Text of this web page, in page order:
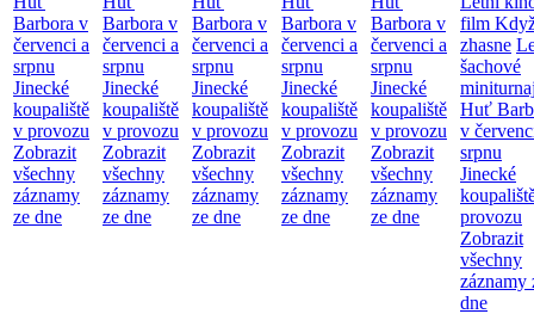
Barbora v
červenci a
srpnu
Jinecké
koupaliště
v provozu
Zobrazit
všechny
záznamy
ze dne
Barbora v
červenci a
srpnu
Jinecké
koupaliště
v provozu
Zobrazit
všechny
záznamy
ze dne
Barbora v
červenci a
srpnu
Jinecké
koupaliště
v provozu
Zobrazit
všechny
záznamy
ze dne
Barbora v
červenci a
srpnu
Jinecké
koupaliště
v provozu
Zobrazit
všechny
záznamy
ze dne
Barbora v
červenci a
srpnu
Jinecké
koupaliště
v provozu
Zobrazit
všechny
záznamy
ze dne
film
zhasne
šachové
Huť
v
srpnu
Jinecké
provozu
Zobrazit
všechny
záznamy
dne